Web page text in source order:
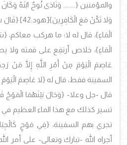
والمؤمنين {........ وَنَادَى نُوحٌ ابْنَهُ
وَلا تَكُنْ مَعَ الْكَافِرِينَ}[هود:42]
{قَالَ
الْمَاءِ}، قال له لا؛ ما هركب
الْمَاءِ}، خلاص أرتفِع على قمته ولا
عَاصِمَ الْيَوْمَ مِنْ أَمْرِ اللَّهِ إِلَّا مَنْ
السفينة فقط، قال له {لا عَاصِمَ الْيَوْمَ
قال -جل وعلا- {وَحَالَ بَيْنَهُمَا الْمَوْجُ
تسير كذلك مع هذا الماء العظيم في
تجري بهم السفينة، {فِي مَوْجٍ
أجراه الله -تبارك وتعالى- على أمر